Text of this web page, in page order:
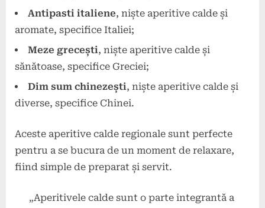
Antipasti italiene, niște aperitive calde și
aromate, specifice Italiei;
Meze grecești, niște aperitive calde și
sănătoase, specifice Greciei;
Dim sum chinezești, niște aperitive calde și
diverse, specifice Chinei.
Aceste aperitive calde regionale sunt perfecte
pentru a se bucura de un moment de relaxare,
fiind simple de preparat și servit.
„Aperitivele calde sunt o parte integrantă a